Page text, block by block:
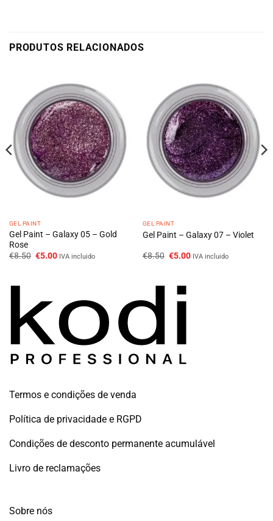
PRODUTOS RELACIONADOS
GEL PAINT
Gel Paint – Galaxy 05 – Gold
Rose
€8.50 O
€5.00OIVA incluido
GEL PAINT
Gel Paint – Galaxy 07 – Violet
€8.50 O
€8.50.
€5.00OIVA incluido
Termos e condições de venda
Política de privacidade e RGPD
Condições de desconto permanente acumulável
Livro de reclamações
Sobre nós